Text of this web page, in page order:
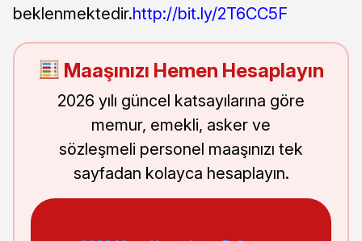
beklenmektedir.http://bit.ly/2T6CC5F
Maaşınızı Hemen Hesaplayın
2026 yılı güncel katsayılarına göre
memur, emekli, asker ve
sözleşmeli personel maaşınızı tek
sayfadan kolayca hesaplayın.